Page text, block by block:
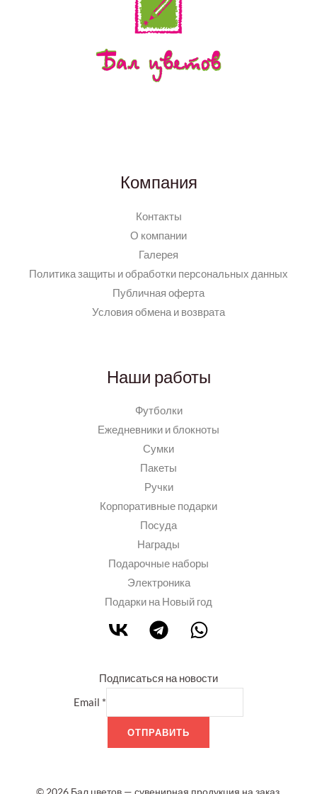
Компания
Контакты
О компании
Галерея
Политика защиты и обработки персональных данных
Публичная оферта
Условия обмена и возврата
Наши работы
Футболки
Ежедневники и блокноты
Сумки
Пакеты
Ручки
Корпоративные подарки
Посуда
Награды
Подарочные наборы
Электроника
Подарки на Новый год
Подписаться на новости
Email *
ОТПРАВИТЬ